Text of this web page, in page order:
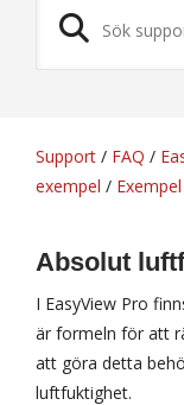
Support / FAQ /
exempel /
Absolut
I EasyView Pro
är formeln för att
att göra detta
luftfuktighet.